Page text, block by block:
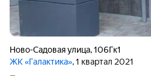
Ново-Садовая улица,106Гк1
ЖК «Галактика», 1 квартал 2021